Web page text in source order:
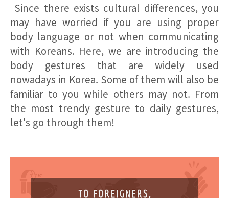
Since there exists cultural differences, you
may have worried if you are using proper
body language or not when communicating
with Koreans. Here, we are introducing the
body gestures that are widely used
nowadays in Korea. Some of them will also be
familiar to you while others may not. From
the most trendy gesture to daily gestures,
let's go through them!